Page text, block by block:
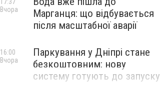
Марганця: що відбувається
після масштабної аварії
Вчора
Паркування у Дніпрі стане
безкоштовним: нову
систему готують до запуску
16:00
Вчора